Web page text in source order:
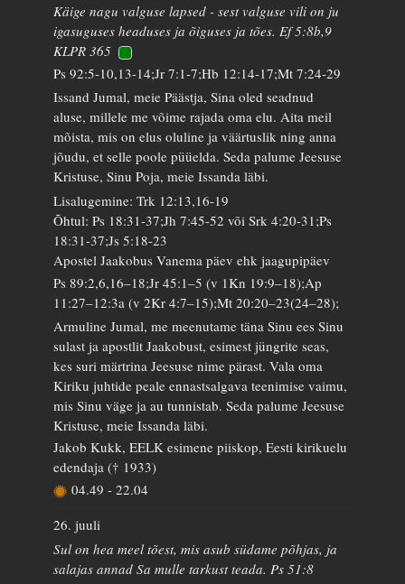
Käige nagu valguse lapsed - sest valguse vili on ju
igasuguses headuses ja õiguses ja tões. Ef 5:8b,9
KLPR 365
Ps 92:5-10,13-14;Jr 7:1-7;Hb 12:14-17;Mt 7:24-29
Issand Jumal, meie Päästja, Sina oled seadnud
aluse, millele me võime rajada oma elu. Aita meil
mõista, mis on elus oluline ja väärtuslik ning anna
jõudu, et selle poole püüelda. Seda palume Jeesuse
Kristuse, Sinu Poja, meie Issanda läbi.
Lisalugemine: Trk 12:13,16-19
Õhtul: Ps 18:31-37;Jh 7:45-52 või Srk 4:20-31;Ps
18:31-37;Js 5:18-23
Apostel Jaakobus Vanema päev ehk jaagupipäev
Ps 89:2,6,16–18;Jr 45:1–5 (v 1Kn 19:9–18);Ap
11:27–12:3a (v 2Kr 4:7–15);Mt 20:20–23(24–28);
Armuline Jumal, me meenutame täna Sinu ees Sinu
sulast ja apostlit Jaakobust, esimest jüngrite seas,
kes suri märtrina Jeesuse nime pärast. Vala oma
Kiriku juhtide peale ennastsalgava teenimise vaimu,
mis Sinu väge ja au tunnistab. Seda palume Jeesuse
Kristuse, meie Issanda läbi.
Jakob Kukk, EELK esimene piiskop, Eesti kirikuelu
edendaja († 1933)
04.49 - 22.04
26. juuli
Sul on hea meel tõest, mis asub südame põhjas, ja
salajas annad Sa mulle tarkust teada. Ps 51:8